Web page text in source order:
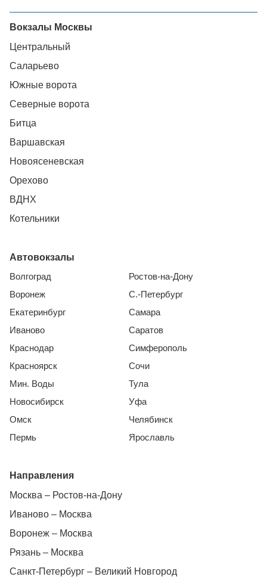
Вокзалы Москвы
Центральный
Саларьево
Южные ворота
Северные ворота
Битца
Варшавская
Новоясеневская
Орехово
ВДНХ
Котельники
Автовокзалы
Волгоград
Воронеж
Екатеринбург
Иваново
Краснодар
Красноярск
Мин. Воды
Новосибирск
Омск
Пермь
Ростов-на-Дону
С.-Петербург
Самара
Саратов
Симферополь
Сочи
Тула
Уфа
Челябинск
Ярославль
Направления
Москва – Ростов-на-Дону
Иваново – Москва
Воронеж – Москва
Рязань – Москва
Санкт-Петербург – Великий Новгород